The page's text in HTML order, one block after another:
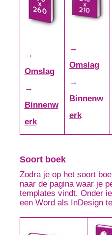
→
Omslag
→
Binnenw
erk
→
Omslag
→
Binnenw
erk
Soort boek
Zodra je op het soort
naar de pagina waar je
templates vindt. Onder
een Word als InDesign